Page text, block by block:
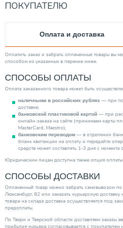
Ширина (мм)
Монтаж. стоимость
Максимальная рабочая температура (℃)
Категория
ПОКУПАТЕЛЮ
Оплата и доставка
Оплатить заказ и забрать оплаченные товары вы
способом из указанных в перечне ниже.
СПОСОБЫ ОПЛАТЫ
Оплата заказанного товара может быть
наличными в российских рублях — при
доставке;
банковской пластиковой картой — при
онлайн-заказа на сайте (принимаем карты
MasterCard, Maestro);
банковским переводом — в отделении
бланк квитанции на оплату и передайте
средств может составлять 1-3 дня с момента
Юридическим лицам доступна также опция
СПОСОБЫ ДОСТАВКИ
Оплаченный товар можно забрать самовывозом по
Люксембург, 82 или заказать курьерскую
товара на складе доставка осуществляется под
предоплаты.
По Твери и Тверской области доставляем заказы
прибытия курьера согласовывается с